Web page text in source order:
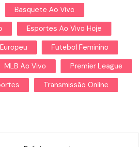
Basquete Ao Vivo
Esportes Ao Vivo Hoje
Futebol Feminino
MLB Ao Vivo
Premier League
Transmissão Online